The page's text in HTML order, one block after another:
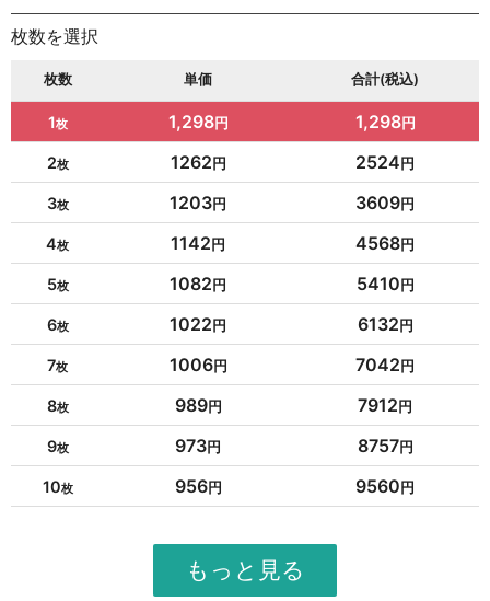
枚数を選択
枚数 単価 合計(税込)
1 1,298 1,298
2 1262 2524
3 1203 3609
4 1142 4568
5 1082 5410
6 1022 6132
7 1006 7042
8 989 7912
9 973 8757
10 956 9560
951